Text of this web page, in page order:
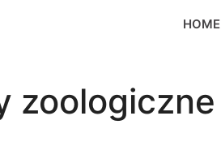
HOME
zoologiczne